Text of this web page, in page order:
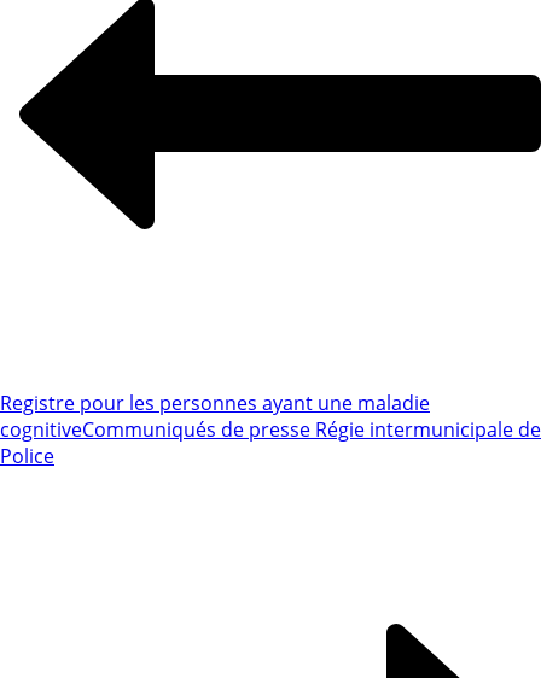
Registre pour les personnes ayant une maladie
cognitiveCommuniqués de presse Régie intermunicipale de
Police